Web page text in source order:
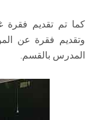
كما تم تقديم فقرة
وتقديم فقرة عن
المدرس بالقسم.